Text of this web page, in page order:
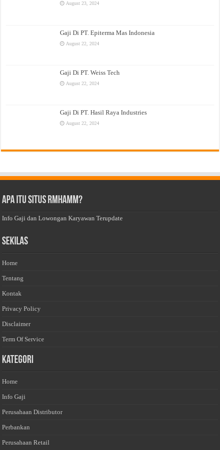
August 23, 2024
Gaji Di PT. Epiterma Mas Indonesia
August 22, 2024
Gaji Di PT. Weiss Tech
August 22, 2024
Gaji Di PT. Hasil Raya Industries
August 22, 2024
Apa Itu Situs Rmhamm?
Info Gaji dan Lowongan Karyawan Terupdate
Sekilas
Home
Tentang
Kontak
Privacy Policy
Disclaimer
Term Of Service
Kategori
Home
Info Gaji
Perusahaan Distributor
Perbankan
Perusahaan Retail